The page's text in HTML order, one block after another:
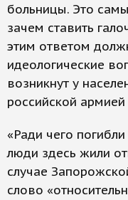
больницы. Это
зачем ставить
этим ответом
идеологические
возникнут у
российской
«Ради чего
люди здесь жили
случае
слово